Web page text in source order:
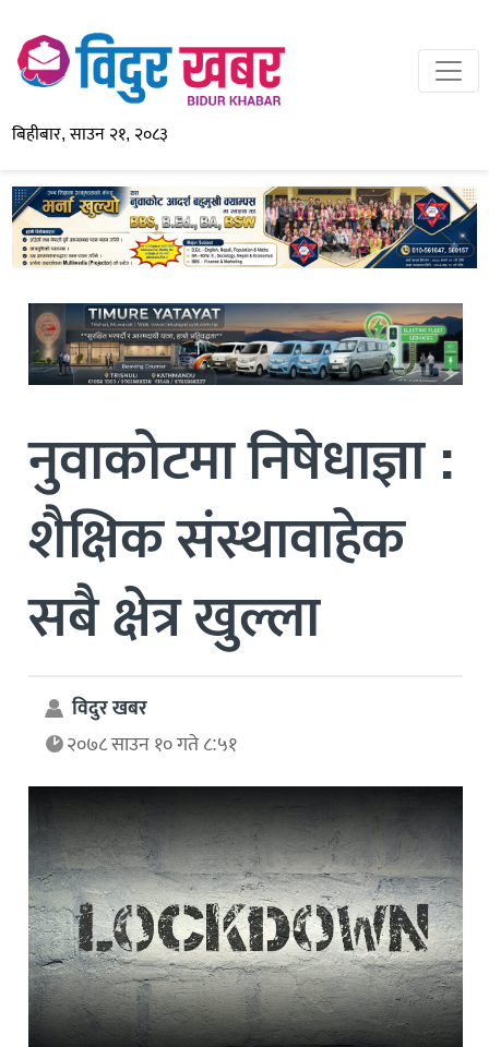
बिहीबार, साउन २१, २०८३
नुवाकोटमा निषेधाज्ञा :
शैक्षिक संस्थावाहेक
सबै क्षेत्र खुल्ला
विदुर खबर
२०७८ साउन १० गते ८:५१